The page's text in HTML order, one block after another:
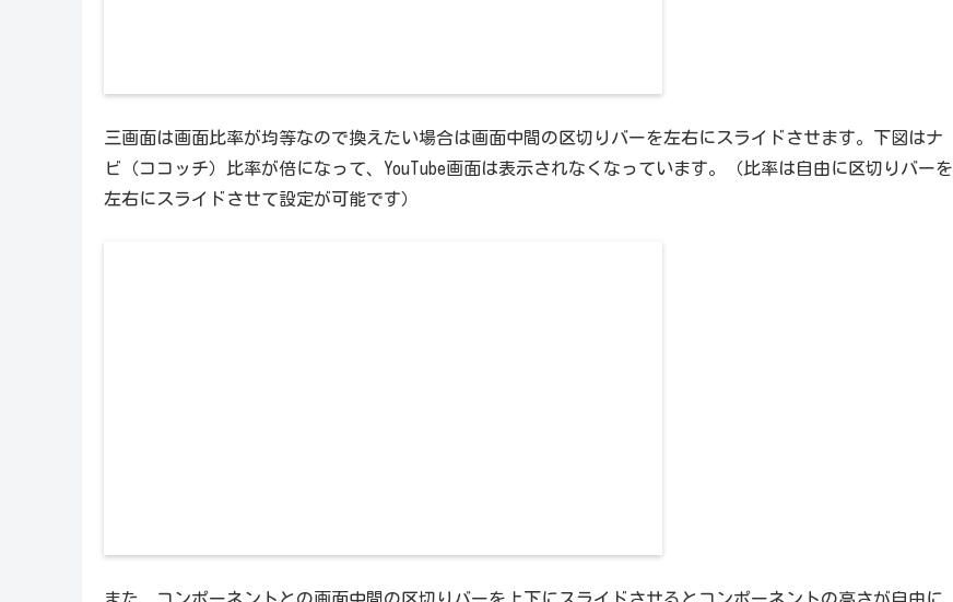
三画面は画面比率が均等なので換えたい場合は画面中間の区切りバーを左右にスライドさせます。下図はナ
ビ（ココッチ）比率が倍になって、YouTube画面は表示されなくなっています。（比率は自由に区切りバーを
左右にスライドさせて設定が可能です）
また、コンポーネントとの画面中間の区切りバーを上下にスライドさせるとコンポーネントの高さが自由に